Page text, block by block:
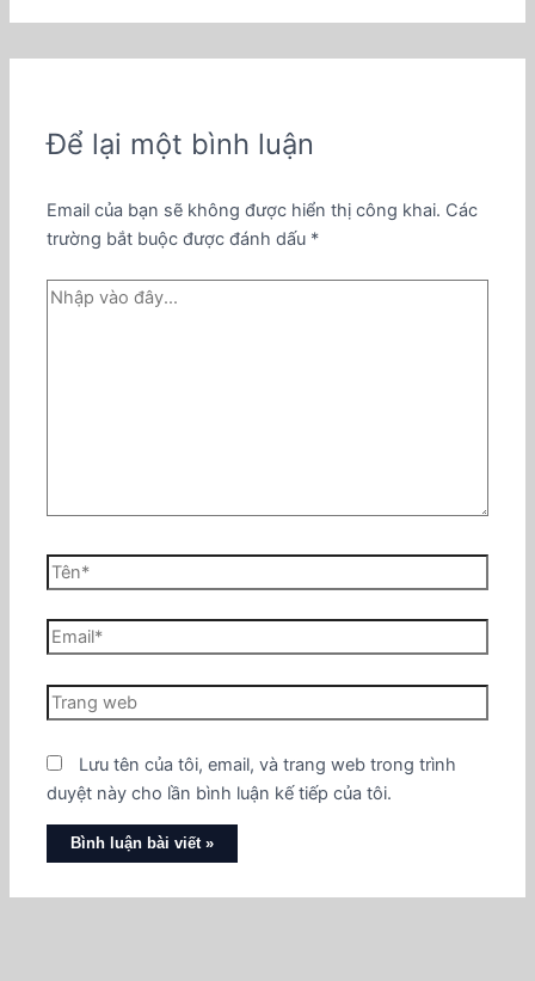
Để lại một bình luận
Email của bạn sẽ không được hiển thị công khai. Các
trường bắt buộc được đánh dấu *
Lưu tên của tôi, email, và trang web trong trình
duyệt này cho lần bình luận kế tiếp của tôi.